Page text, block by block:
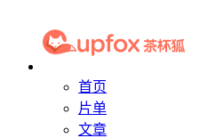
首页
片单
文章